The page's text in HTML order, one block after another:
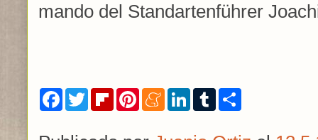
mando del Standartenführer
F
a
T
w
F
P
M
L
T